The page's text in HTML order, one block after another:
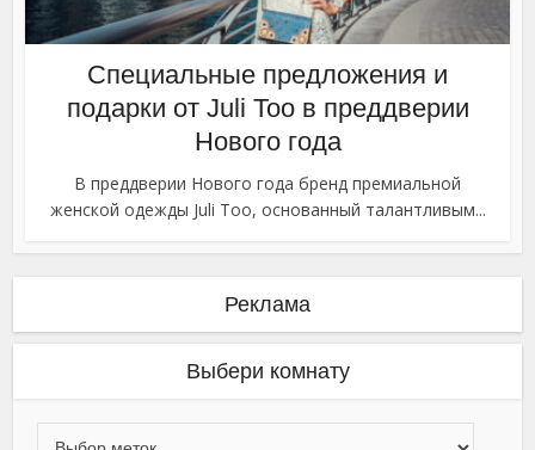
Специальные предложения и
подарки от Juli Too в преддверии
Нового года
В преддверии Нового года бренд премиальной
женской одежды Juli Too, основанный талантливым...
Реклама
Выбери комнату